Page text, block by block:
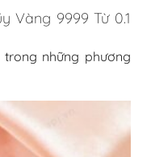
Vàng 9999 Từ 0.1
những phương